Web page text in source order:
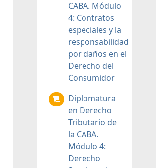
CABA. Módulo
4: Contratos
especiales y la
responsabilidad
por daños en el
Derecho del
Consumidor
Diplomatura
en Derecho
Tributario de
la CABA.
Módulo 4:
Derecho